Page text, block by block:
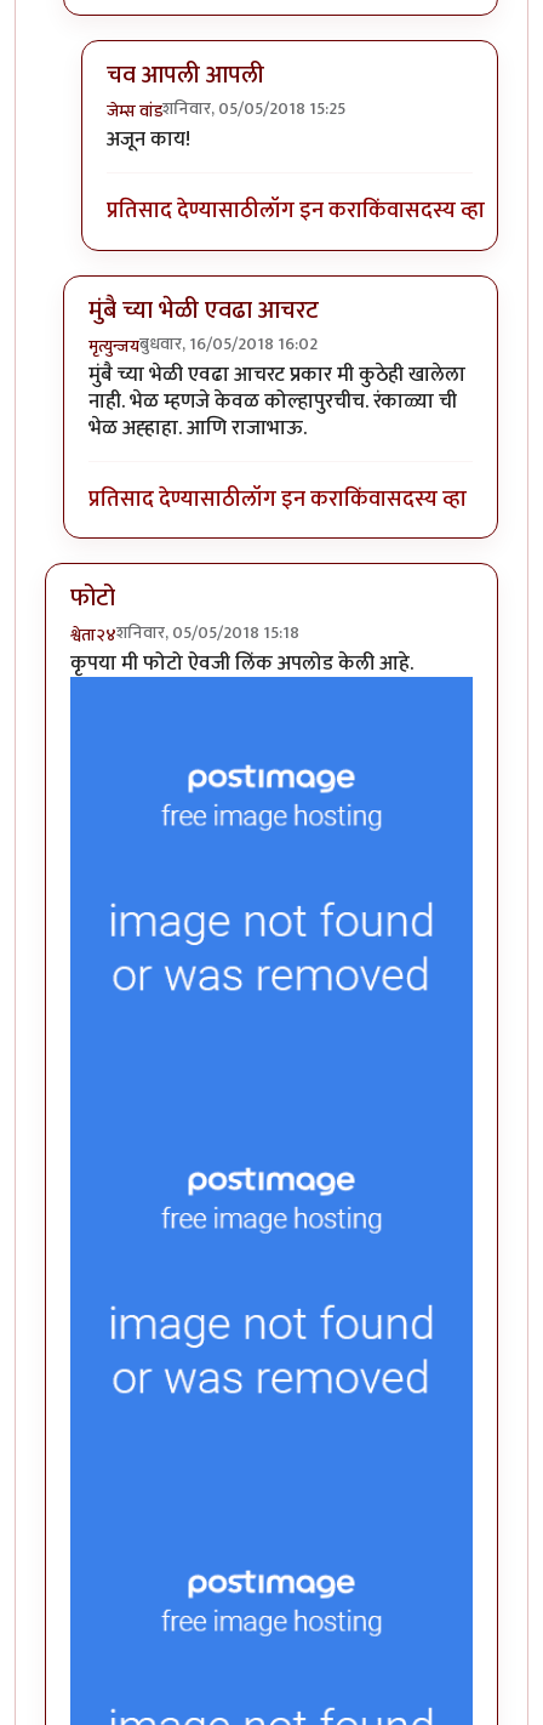
चव आपली आपली
जेम्स वांडशनिवार, 05/05/2018 15:25
In reply to
अजून काय!
प्रतिसाद देण्यासाठीलॉग इन कराकिंवासदस्य व्हा
मुंबै च्या भेळी एवढा आचरट
मृत्युन्जयबुधवार, 16/05/2018 16:02
In reply toकाही जुन्या मिपाकरांनुसारbyजेम्स वांड
मुंबै च्या भेळी एवढा आचरट प्रकार मी कुठेही खालेला
नाही. भेळ म्हणजे केवळ कोल्हापुरचीच. रंकाळ्या ची
भेळ अह्हाहा. आणि राजाभाऊ.
प्रतिसाद देण्यासाठीलॉग इन कराकिंवासदस्य व्हा
फोटो
श्वेता२४शनिवार, 05/05/2018 15:18
कृपया मी फोटो ऐवजी लिंक अपलोड केली आहे.